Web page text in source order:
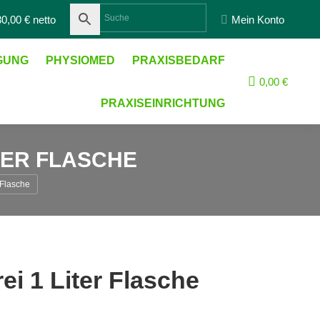
€ netto
Suche:
Mein Konto
PHYSIOMED PRAXISBEDARF
PRAXISEINRICHTUNG
0,00 €
FLASCHE
1 Liter Flasche